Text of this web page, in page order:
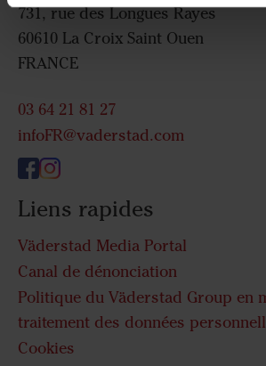
731, rue des Longues Rayes
60610 La Croix Saint Ouen
FRANCE
03 64 21 81 27
infoFR@vaderstad.com
Liens rapides
Väderstad Media Portal
Canal de dénonciation
Politique du Väderstad Group en
traitement des données
Cookies